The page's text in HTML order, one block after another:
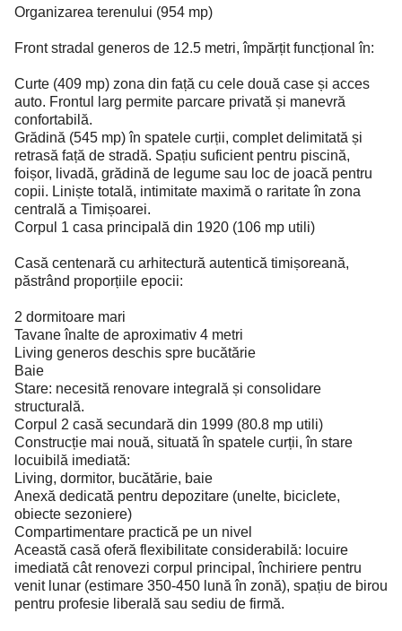
Organizarea terenului (954 mp)
Front stradal generos de 12.5 metri, împărțit funcțional în:
Curte (409 mp) zona din față cu cele două case și acces
auto. Frontul larg permite parcare privată și manevră
confortabilă.
Grădină (545 mp) în spatele curții, complet delimitată și
retrasă față de stradă. Spațiu suficient pentru piscină,
foișor, livadă, grădină de legume sau loc de joacă pentru
copii. Liniște totală, intimitate maximă o raritate în zona
centrală a Timișoarei.
Corpul 1 casa principală din 1920 (106 mp utili)
Casă centenară cu arhitectură autentică timișoreană,
păstrând proporțiile epocii:
2 dormitoare mari
Tavane înalte de aproximativ 4 metri
Living generos deschis spre bucătărie
Baie
Stare: necesită renovare integrală și consolidare
structurală.
Corpul 2 casă secundară din 1999 (80.8 mp utili)
Construcție mai nouă, situată în spatele curții, în stare
locuibilă imediată:
Living, dormitor, bucătărie, baie
Anexă dedicată pentru depozitare (unelte, biciclete,
obiecte sezoniere)
Compartimentare practică pe un nivel
Această casă oferă flexibilitate considerabilă: locuire
imediată cât renovezi corpul principal, închiriere pentru
venit lunar (estimare 350-450 lună în zonă), spațiu de birou
pentru profesie liberală sau sediu de firmă.